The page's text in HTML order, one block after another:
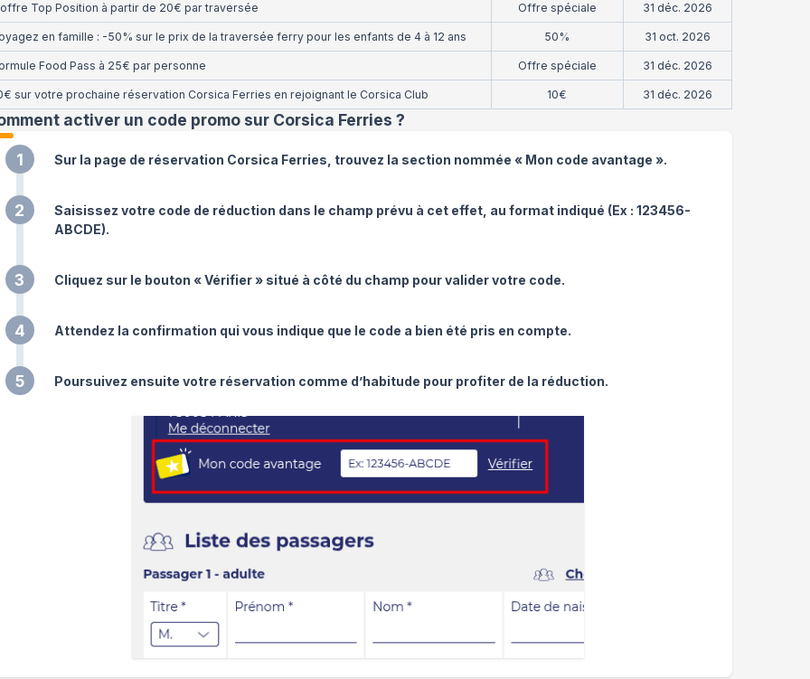
Top Position à partir de 20€ par traversée Offre spéciale 31 déc. 2026
en famille : -50% sur le prix de la traversée ferry pour les enfants de 4 à 12 ans 50% 31 oct. 2026
Food Pass à 25€ par personne Offre spéciale 31 déc. 2026
sur votre prochaine réservation Corsica Ferries en rejoignant le Corsica Club 10€ 31 déc. 2026
activer un code promo sur Corsica Ferries ?
1 Sur la page de réservation Corsica Ferries, trouvez la section nommée « Mon code avantage ».
2
Saisissez votre code de réduction dans le champ prévu à cet effet, au format indiqué (Ex : 123456-
ABCDE).
3 Cliquez sur le bouton « Vérifier » situé à côté du champ pour valider votre code.
4 Attendez la confirmation qui vous indique que le code a bien été pris en compte.
5 Poursuivez ensuite votre réservation comme d’habitude pour profiter de la réduction.